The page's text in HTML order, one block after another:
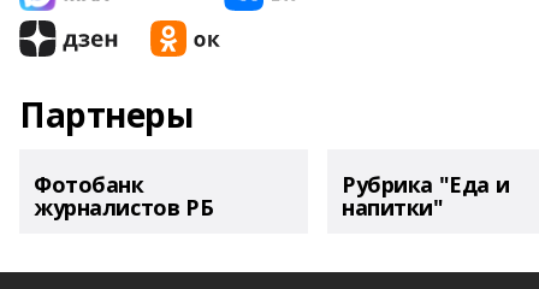
Партнеры
Фотобанк
журналистов РБ
Рубрика "Еда и
напитки"